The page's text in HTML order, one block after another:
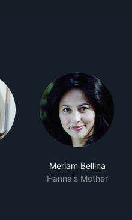
Meriam Bellina
Hanna's Mother